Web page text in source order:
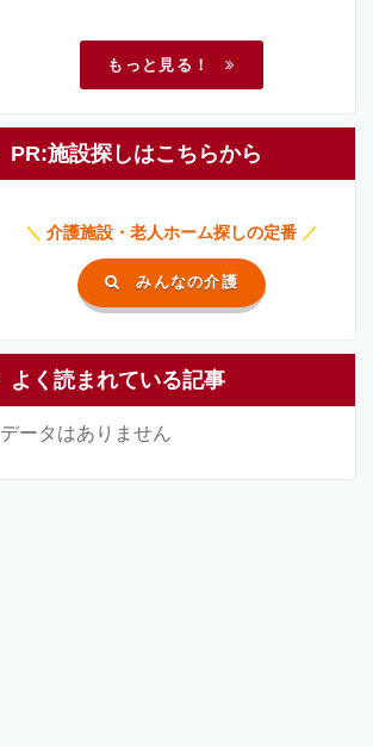
もっと見る！
PR:施設探しはこちらから
＼ 介護施設・老人ホーム探しの定番 ／
みんなの介護
よく読まれている記事
データはありません